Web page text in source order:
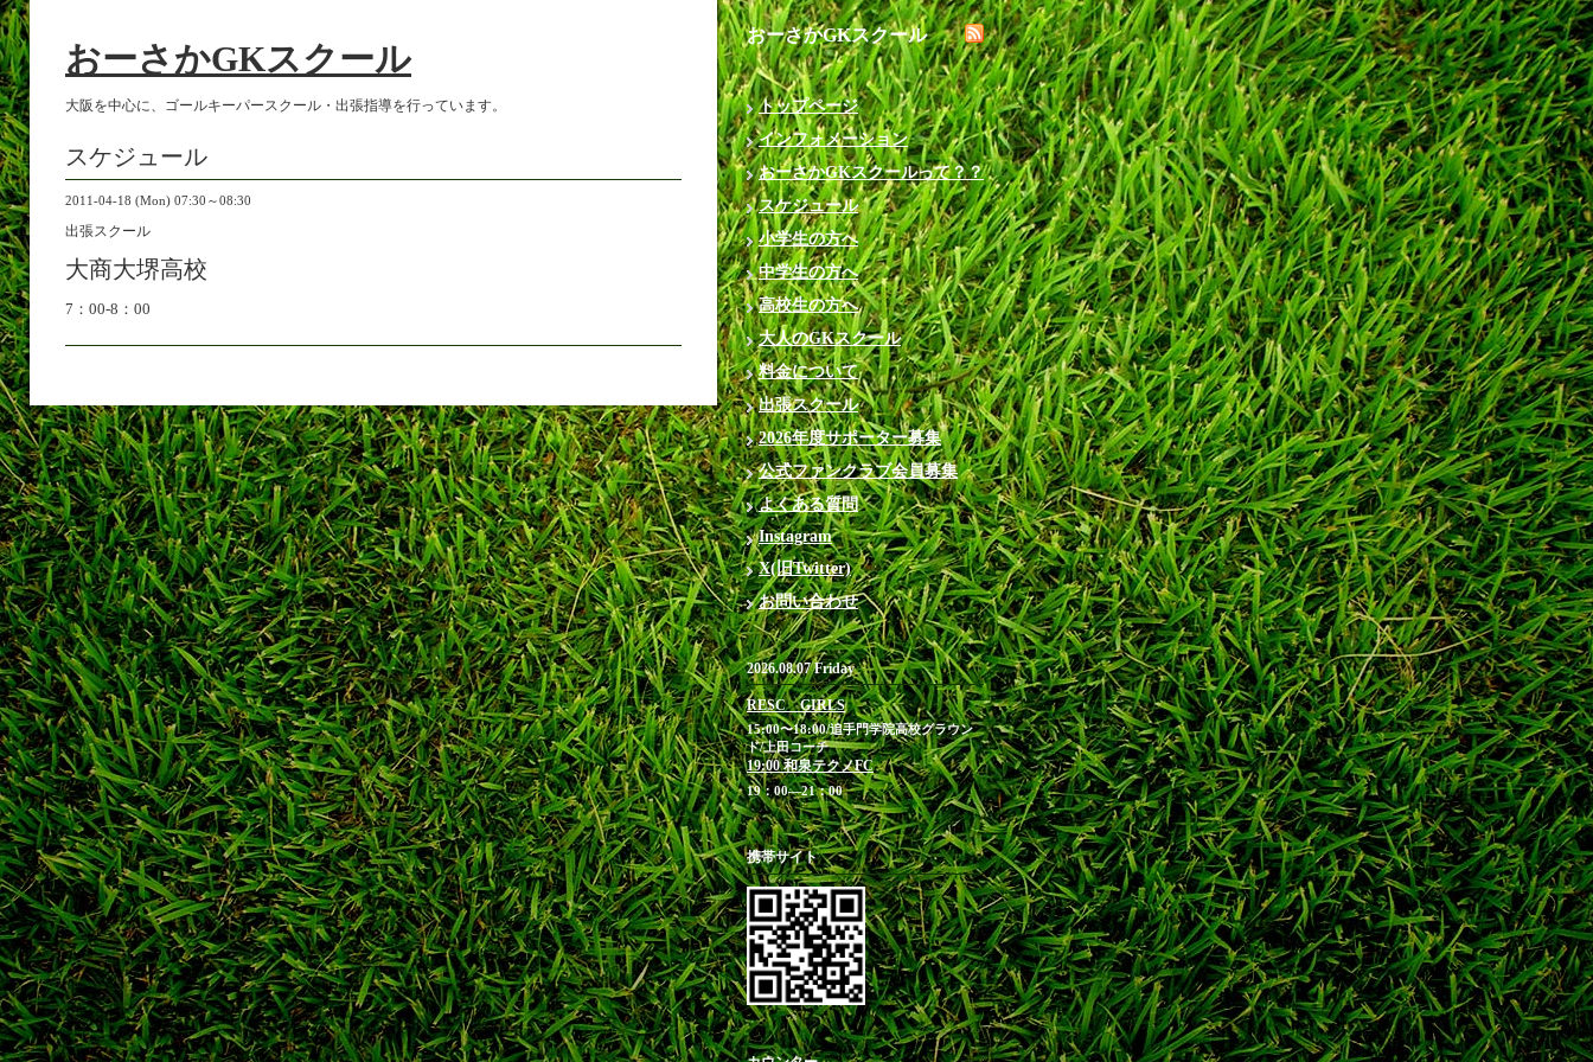
おーさかGKスクール
大阪を中心に、ゴールキーパースクール・出張指導を行っています。
スケジュール
2011-04-18 (Mon) 07:30～08:30
出張スクール
大商大堺高校
7：00-8：00
おーさかGKスクール
トップページ
インフォメーション
おーさかGKスクールって？？
スケジュール
小学生の方へ
中学生の方へ
高校生の方へ
大人のGKスクール
料金について
出張スクール
2026年度サポーター募集
公式ファンクラブ会員募集
よくある質問
Instagram
X(旧Twitter)
お問い合わせ
2026.08.07 Friday
RESC GIRLS
15:00〜18:00/追手門学院高校グラウン
ド/上田コーチ
19:00 和泉テクノFC
19：00―21：00
携帯サイト